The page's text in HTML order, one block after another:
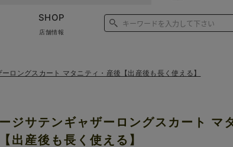
SHOP
店舗情報
ロングスカート マタニティ・産後【出産後も長く使える】
ジサテンギャザーロングスカート マ
出産後も長く使える】